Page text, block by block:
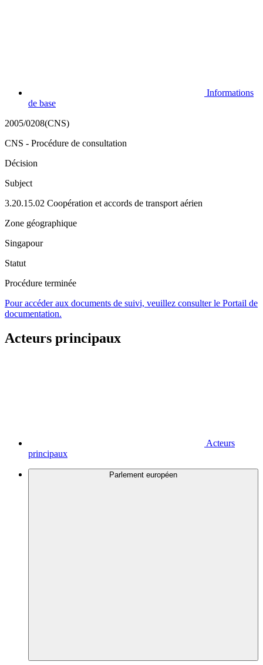
Informations
de base
2005/0208(CNS)
CNS - Procédure de consultation
Décision
Subject
3.20.15.02 Coopération et accords de transport aérien
Zone géographique
Singapour
Statut
Procédure terminée
Pour accéder aux documents de suivi, veuillez consulter le Portail de
documentation.
Acteurs principaux
Acteurs
principaux
Parlement européen